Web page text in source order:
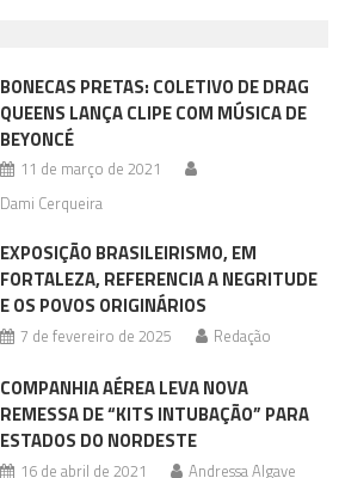
BONECAS PRETAS: COLETIVO DE DRAG
QUEENS LANÇA CLIPE COM MÚSICA DE
BEYONCÉ
11 de março de 2021
Dami Cerqueira
EXPOSIÇÃO BRASILEIRISMO, EM
FORTALEZA, REFERENCIA A NEGRITUDE
E OS POVOS ORIGINÁRIOS
7 de fevereiro de 2025 Redação
COMPANHIA AÉREA LEVA NOVA
REMESSA DE “KITS INTUBAÇÃO” PARA
ESTADOS DO NORDESTE
16 de abril de 2021 Andressa Algave